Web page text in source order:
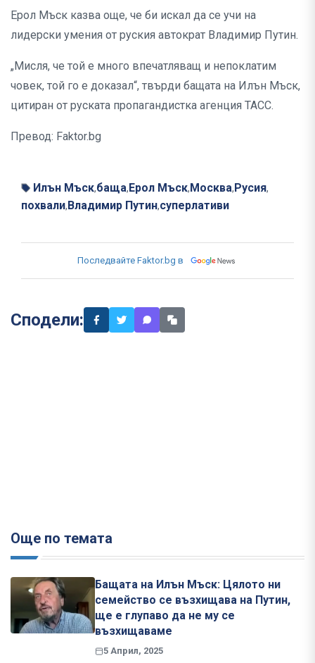
Ерол Мъск казва още, че би искал да се учи на
лидерски умения от руския автократ Владимир Путин.
„Мисля, че той е много впечатляващ и непоклатим
човек, той го е доказал“, твърди бащата на Илън Мъск,
цитиран от руската пропагандистка агенция ТАСС.
Превод: Faktor.bg
Илън Мъск,баща, Ерол Мъск, Москва, Русия,
похвали, Владимир Путин,суперлативи
Последвайте Faktor.bg в
Сподели:
Още по темата
Бащата на Илън Мъск: Цялото ни
семейство се възхищава на Путин,
ще е глупаво да не му се
възхищаваме
5 Април, 2025